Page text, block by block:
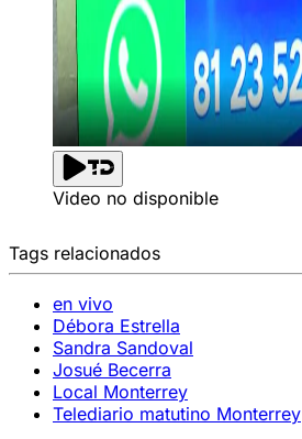
Video no disponible
Tags relacionados
en vivo
Débora Estrella
Sandra Sandoval
Josué Becerra
Local Monterrey
Telediario matutino Monterrey